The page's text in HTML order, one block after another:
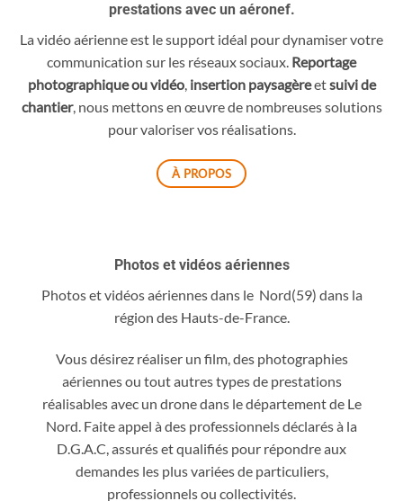
prestations avec un aéronef.
La vidéo aérienne est le support idéal pour dynamiser votre
communication sur les réseaux sociaux. Reportage
photographique ou vidéo, insertion paysagèreetsuivi de
chantier, nous mettons en œuvre de nombreuses solutions
pour valoriser vos réalisations.
À PROPOS
Photos et vidéos aériennes
Photos et vidéos aériennes dans le Nord(59) dans la
région des Hauts-de-France.
Vous désirez réaliser un film, des photographies
aériennes ou tout autres types de prestations
réalisables avec un drone dans le département de Le
Nord. Faite appel à des professionnels déclarés à la
D.G.A.C, assurés et qualifiés pour répondre aux
demandes les plus variées de particuliers,
professionnels ou collectivités.